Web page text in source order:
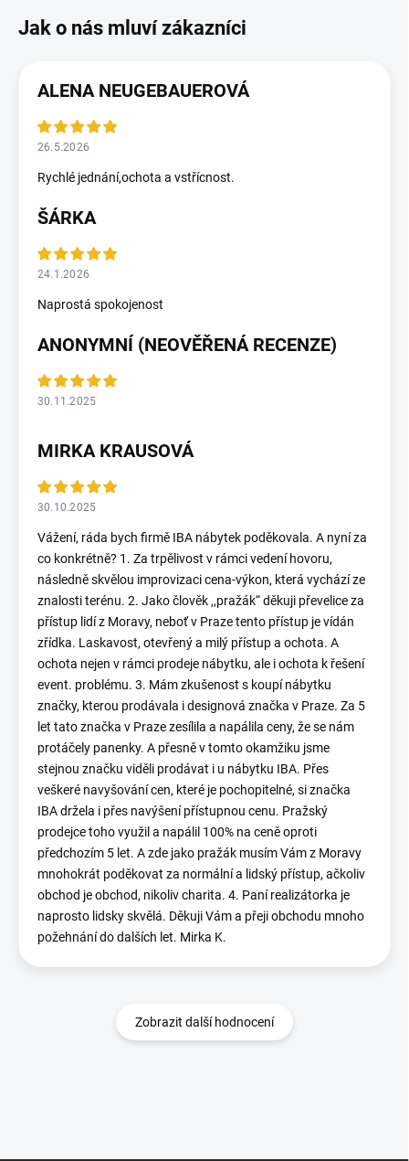
ALENA NEUGEBAUEROVÁ
26.5.2026
Rychlé jednání,ochota a vstřícnost.
ŠÁRKA
24.1.2026
Naprostá spokojenost
ANONYMNÍ (NEOVĚŘENÁ RECENZE)
30.11.2025
MIRKA KRAUSOVÁ
30.10.2025
Vážení, ráda bych firmě IBA nábytek poděkovala. A nyní za
co konkrétně? 1. Za trpělivost v rámci vedení hovoru,
následně skvělou improvizaci cena-výkon, která vychází ze
znalosti terénu. 2. Jako člověk ,,pražák“ děkuji převelice za
přístup lidí z Moravy, neboť v Praze tento přístup je vídán
zřídka. Laskavost, otevřený a milý přístup a ochota. A
ochota nejen v rámci prodeje nábytku, ale i ochota k řešení
event. problému. 3. Mám zkušenost s koupí nábytku
značky, kterou prodávala i designová značka v Praze. Za 5
let tato značka v Praze zesílila a napálila ceny, že se nám
protáčely panenky. A přesně v tomto okamžiku jsme
stejnou značku viděli prodávat i u nábytku IBA. Přes
veškeré navyšování cen, které je pochopitelné, si značka
IBA držela i přes navýšení přístupnou cenu. Pražský
prodejce toho využil a napálil 100% na ceně oproti
předchozím 5 let. A zde jako pražák musím Vám z Moravy
mnohokrát poděkovat za normální a lidský přístup, ačkoliv
obchod je obchod, nikoliv charita. 4. Paní realizátorka je
naprosto lidsky skvělá. Děkuji Vám a přeji obchodu mnoho
požehnání do dalších let. Mirka K.
Zobrazit další hodnocení